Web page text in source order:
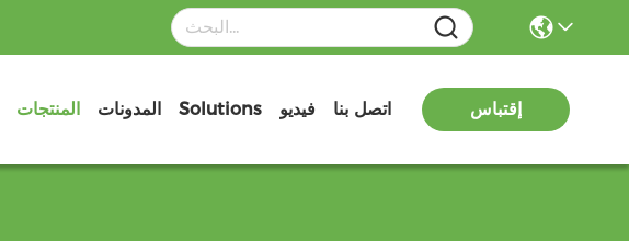
المنتجات المدونات Solutions فيديو اتصل بنا إقتباس